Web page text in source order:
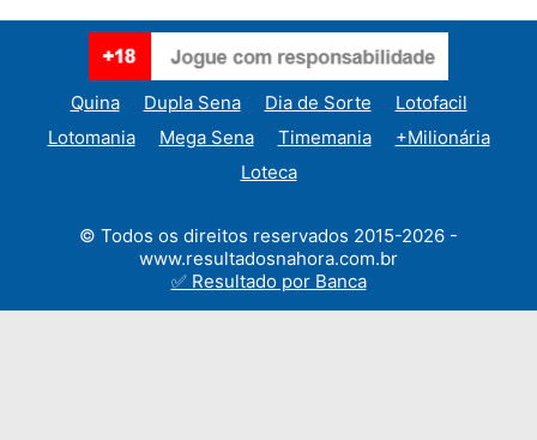
Quina Dupla Sena Dia de Sorte
Lotofacil
Lotomania
Mega Sena Timemania
+Milionária
Loteca
© Todos os direitos reservados 2015-2026 -
www.resultadosnahora.com.br
✅ Resultado por Banca